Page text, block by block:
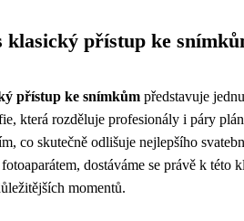
klasický přístup ke
přístup ke snímkům představuje
která rozděluje profesionály i páry
co skutečně odlišuje nejlepšího
dostáváme se právě k této
momentů.